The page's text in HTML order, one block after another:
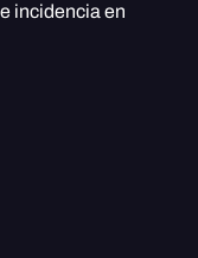
incidencia en